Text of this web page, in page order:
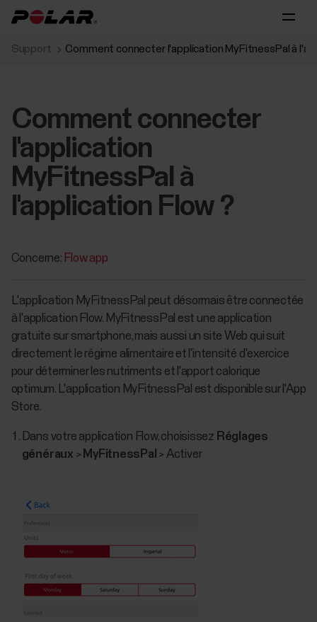
Support Comment connecter l'application MyFitnessPal à
Comment connecter
l'application
MyFitnessPal à
l'application Flow ?
Concerne: Flow app
L'application MyFitnessPal peut désormais être connectée
à l'application Flow. MyFitnessPal est une application
gratuite sur smartphone, mais aussi un site Web qui suit
directement le régime alimentaire et l'intensité d'exercice
pour déterminer les nutriments et l'apport calorique
optimum. L'application MyFitnessPal est disponible sur l'App
Store.
Dans votre application Flow, choisissez Réglages
généraux >MyFitnessPal > Activer